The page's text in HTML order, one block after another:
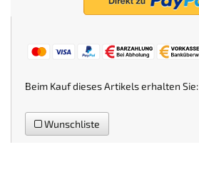
Beim Kauf dieses Artikels erhalten Sie:
Wunschliste